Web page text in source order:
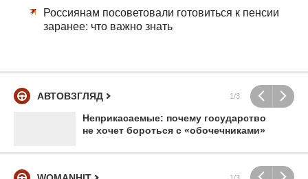
Россиянам посоветовали готовиться к пенсии
заранее: что важно знать
АВТОВЗГЛЯД 1/3
Неприкасаемые: почему государство
не хочет бороться с «обочечниками»